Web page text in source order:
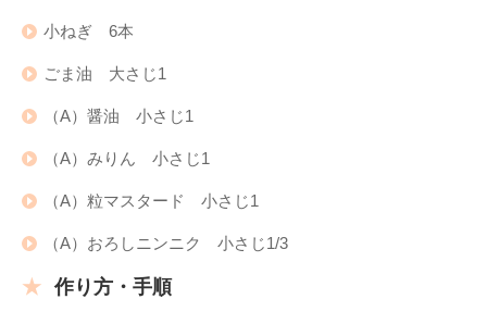
小ねぎ 6本
ごま油 大さじ1
（A）醤油 小さじ1
（A）みりん 小さじ1
（A）粒マスタード 小さじ1
（A）おろしニンニク 小さじ1/3
作り方・手順